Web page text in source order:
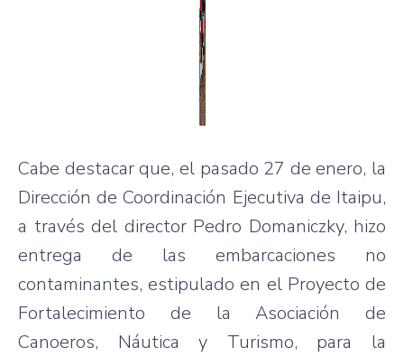
Cabe destacar que, el pasado 27 de enero, la
Dirección de Coordinación Ejecutiva de Itaipu,
a través del director Pedro Domaniczky, hizo
entrega de las embarcaciones no
contaminantes, estipulado en el Proyecto de
Fortalecimiento de la Asociación de
Canoeros, Náutica y Turismo, para la